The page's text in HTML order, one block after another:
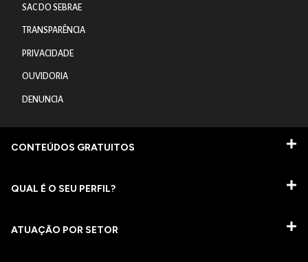
SAC DO SEBRAE
TRANSPARÊNCIA
PRIVACIDADE
OUVIDORIA
DENUNCIA
CONTEÚDOS GRATUITOS
QUAL É O SEU PERFIL?
ATUAÇÃO POR SETOR